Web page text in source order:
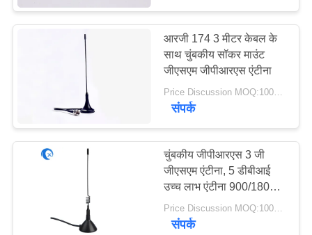
हीलियम एंटीना
वाईफ़ाई रिसीवर एंटीना
17
आरजी 174 3 मीटर केबल के
साथ चुंबकीय सॉकर माउंट
जीएसएम जीपीआरएस एंटीना
Price Discussion MOQ:100PCS
संपर्क
चुंबकीय जीपीआरएस 3 जी
जीएसएम एंटीना, 5 डीबीआई
उच्च लाभ एंटीना 900/1800/1
9 00/2100 मेगाहट्र्ज के लिए
Price Discussion MOQ:100PCS
संपर्क